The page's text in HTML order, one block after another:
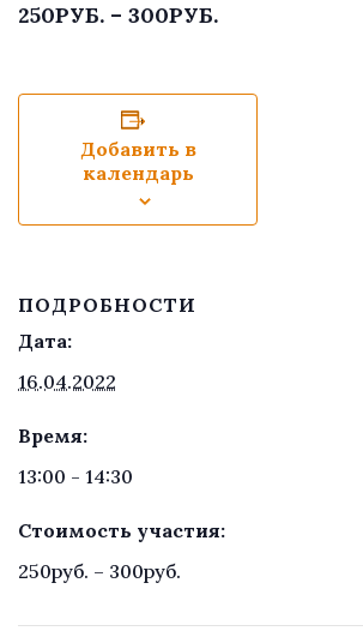
250РУБ. – 300РУБ.
Добавить в
календарь
ПОДРОБНОСТИ
Дата:
16.04.2022
Время:
13:00 - 14:30
Стоимость участия:
250руб. – 300руб.